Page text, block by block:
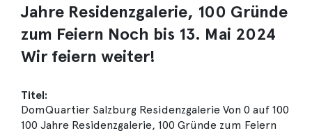
Jahre Residenzgalerie, 100 Gründe
zum Feiern Noch bis 13. Mai 2024
Wir feiern weiter!
Titel:
DomQuartier Salzburg Residenzgalerie Von 0 auf 100
100 Jahre Residenzgalerie, 100 Gründe zum Feiern